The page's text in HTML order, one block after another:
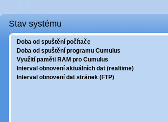
Stav systému
Doba od spuštění počítače
Doba od spuštění programu Cumulus
Využití paměti RAM pro Cumulus
Interval obnovení aktuálních dat (realtime)
Interval obnovení dat stránek (FTP)